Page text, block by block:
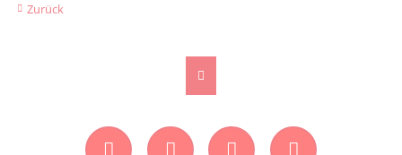
Zurück